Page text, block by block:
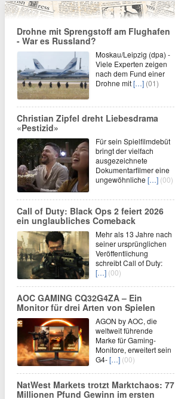
Drohne mit Sprengstoff am Flughafen
- War es Russland?
Moskau/Leipzig (dpa) -
Viele Experten zeigen
nach dem Fund einer
Drohne mit[…] (01)
Christian Zipfel dreht Liebesdrama
«Pestizid»
Für sein Spielfilmdebüt
bringt der vielfach
ausgezeichnete
Dokumentarfilmer eine
ungewöhnliche […] (00)
Call of Duty: Black Ops 2 feiert 2026
ein unglaubliches Comeback
Mehr als 13 Jahre nach
seiner ursprünglichen
Veröffentlichung
schreibt Call of Duty:
[…] (00)
AOC GAMING CQ32G4ZA – Ein
Monitor für drei Arten von Spielen
AGON by AOC, die
weltweit führende
Marke für Gaming-
Monitore, erweitert sein
G4-[…] (00)
NatWest Markets trotzt Marktchaos: 77
Millionen Pfund Gewinn im ersten